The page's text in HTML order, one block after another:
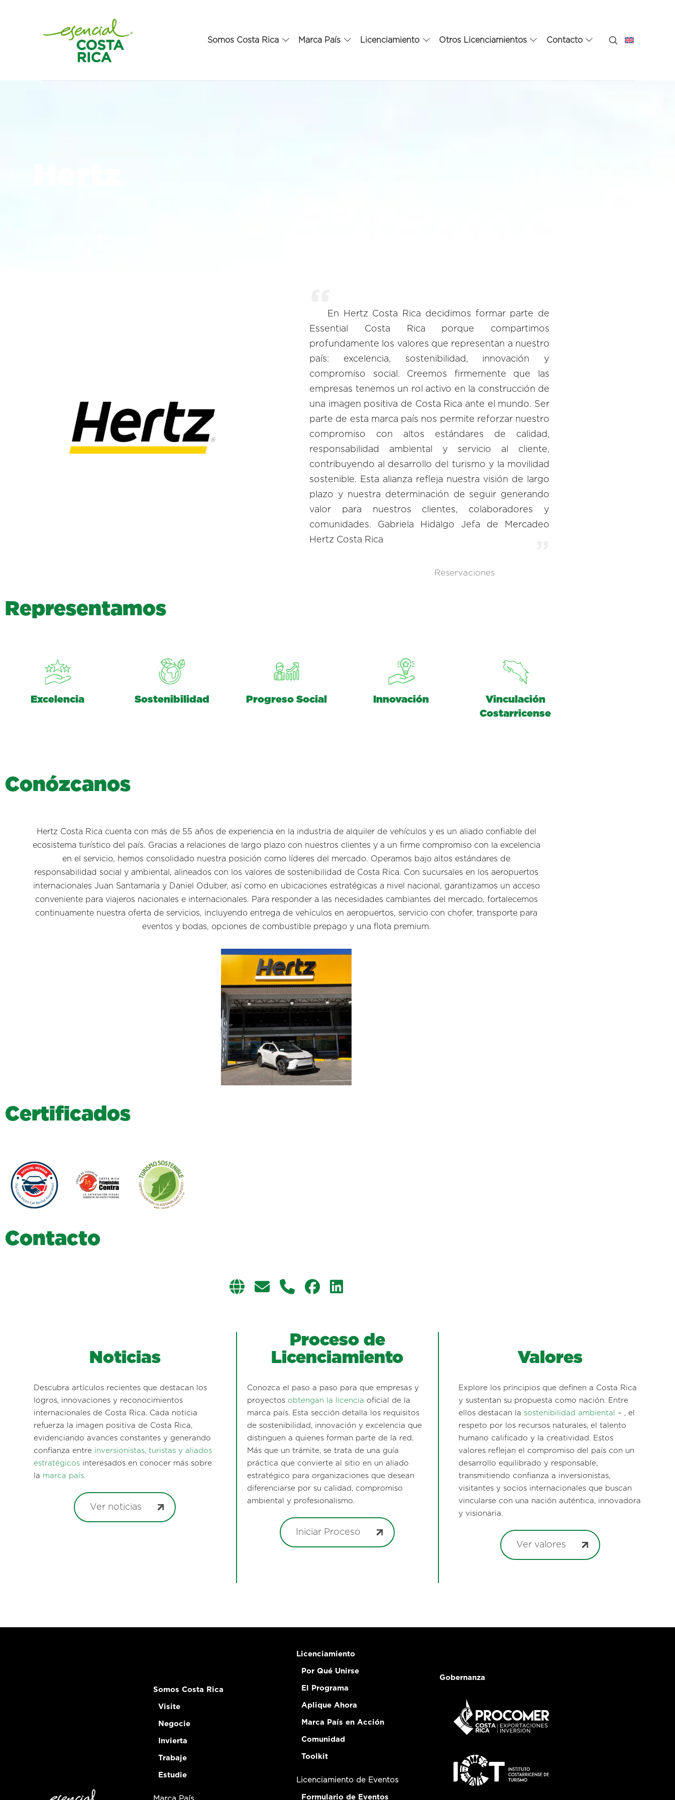
Somos Costa Rica Marca País Licenciamiento Otros Licenciamientos Contacto
En Hertz Costa Rica decidimos formar parte de
Essential Costa Rica porque compartimos
profundamente los valores que representan a nuestro
país: excelencia, sostenibilidad, innovación y
compromiso social. Creemos firmemente que las
empresas tenemos un rol activo en la construcción de
una imagen positiva de Costa Rica ante el mundo. Ser
parte de esta marca país nos permite reforzar nuestro
compromiso con altos estándares de calidad,
responsabilidad ambiental y servicio al cliente,
contribuyendo al desarrollo del turismo y la movilidad
sostenible. Esta alianza refleja nuestra visión de largo
plazo y nuestra determinación de seguir generando
valor para nuestros clientes, colaboradores y
comunidades. Gabriela Hidalgo Jefa de Mercadeo
Hertz Costa Rica
Reservaciones
Representamos
Excelencia Sostenibilidad Progreso Social Innovación
Vinculación
Costarricense
Conózcanos
Hertz Costa Rica cuenta con más de 55 años de experiencia en la industria de alquiler de vehículos y es un aliado confiable del
ecosistema turístico del país. Gracias a relaciones de largo plazo con nuestros clientes y a un firme compromiso con la excelencia
en el servicio, hemos consolidado nuestra posición como líderes del mercado. Operamos bajo altos estándares de
responsabilidad social y ambiental, alineados con los valores de sostenibilidad de Costa Rica. Con sucursales en los aeropuertos
internacionales Juan Santamaría y Daniel Oduber, así como en ubicaciones estratégicas a nivel nacional, garantizamos un acceso
conveniente para viajeros nacionales e internacionales. Para responder a las necesidades cambiantes del mercado, fortalecemos
continuamente nuestra oferta de servicios, incluyendo entrega de vehículos en aeropuertos, servicio con chofer, transporte para
eventos y bodas, opciones de combustible prepago y una flota premium.
Certificad os
Contacto
Noticias
Descubra artículos recientes que destacan los
logros, innovaciones y reconocimientos
internacionales de Costa Rica. Cada noticia
refuerza la imagen positiva de Costa Rica,
evidenciando avances constantes y generando
confianza entre inversionistas, turistas y aliados
estratégicos interesados en conocer más sobre
la marca país.
Ver noticias
Proceso de
Licenciamiento
Conozca el paso a paso para que empresas y
proyectos obtengan la licencia oficial de la
marca país. Esta sección detalla los requisitos
de sostenibilidad, innovación y excelencia que
distinguen a quienes forman parte de la red.
Más que un trámite, se trata de una guía
práctica que convierte al sitio en un aliado
estratégico para organizaciones que desean
diferenciarse por su calidad, compromiso
ambiental y profesionalismo.
Iniciar Proceso
Valores
Explore los principios que definen a Costa Rica
y sustentan su propuesta como nación. Entre
ellos destacan la sostenibilidad ambiental
– , el
respeto por los recursos naturales, el talento
humano calificado y la creatividad. Estos
valores reflejan el compromiso del país con un
desarrollo equilibrado y responsable,
transmitiendo confianza a inversionistas,
visitantes y socios internacionales que buscan
vincularse con una nación auténtica, innovadora
y visionaria.
Ver valores
Somos Costa Rica
Visite
Negocie
Invierta
Trabaje
Estudie
Licenciamiento
Por Qué Unirse
El Programa
Aplique Ahora
Marca País en Acción
Comunidad
Toolkit
Licenciamiento de Eventos
Formulario de Eventos
Gobernanza